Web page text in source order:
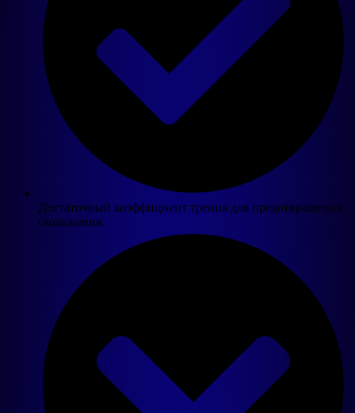
Достаточный коэффициент трения для предотвращения
скольжения.